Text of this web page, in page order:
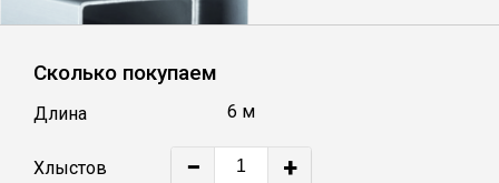
Квадрат
Полоса
Катанка
Сколько покупаем
Длина 6 м
Хлыстов − +